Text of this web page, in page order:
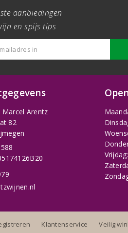
aanbiedingen
en spijs tips
Marcel Arentz
82
Vrijdag:
Klantenservice Veilig